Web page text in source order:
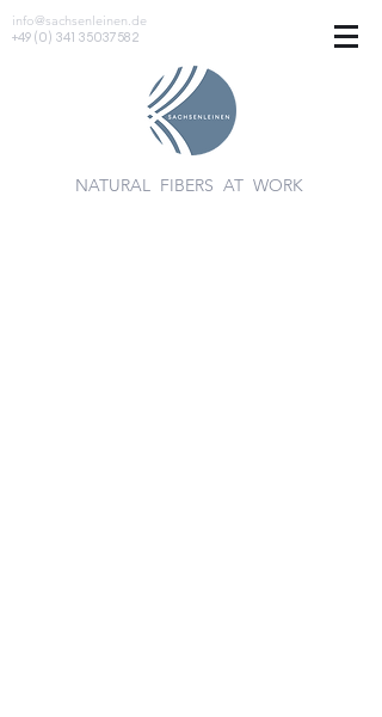
info@sachsenleinen.de
+49 (0) 341 35037582
NATURAL FIBERS AT WORK